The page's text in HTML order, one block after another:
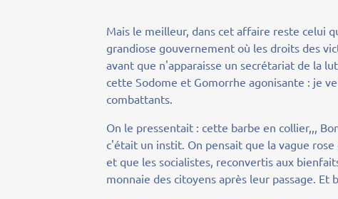
Mais le meilleur, dans cet affaire reste celui
grandiose gouvernement où les droits des
avant que n'apparaisse un secrétariat de la
cette Sodome et Gomorrhe agonisante : je
combattants.
On le pressentait : cette barbe en collier,,,
c'était un instit. On pensait que la vague
et que les socialistes, reconvertis aux
monnaie des citoyens après leur passage.